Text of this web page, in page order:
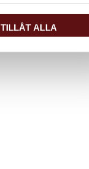
TILLÅT ALLA